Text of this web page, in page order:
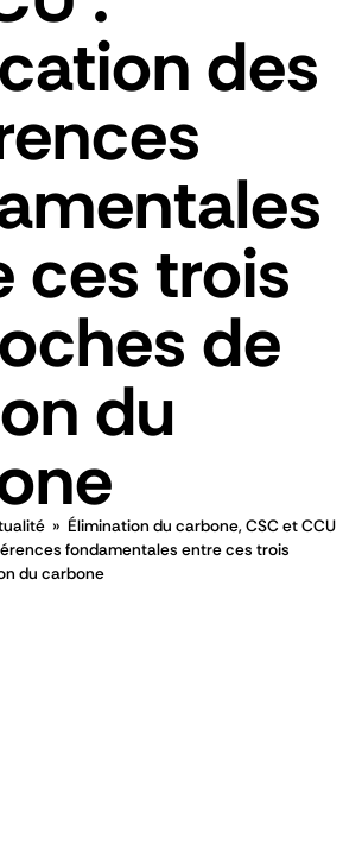
des
ces trois
de
du
» Élimination du carbone, CSC et CCU
fondamentales entre ces trois
du carbone